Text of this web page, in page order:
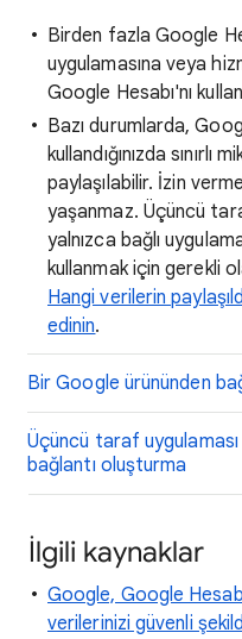
Birden fazla Google
uygulamasına veya
Google Hesabı'nı
Bazı durumlarda,
kullandığınızda
paylaşılabilir. İzin
yaşanmaz. Üçüncü
yalnızca bağlı
kullanmak için gerekli
Hangi verilerin
edinin.
Bir Google ürününden
Üçüncü taraf
bağlantı oluşturma
İlgili kaynaklar
Google, Google
verilerinizi güvenli